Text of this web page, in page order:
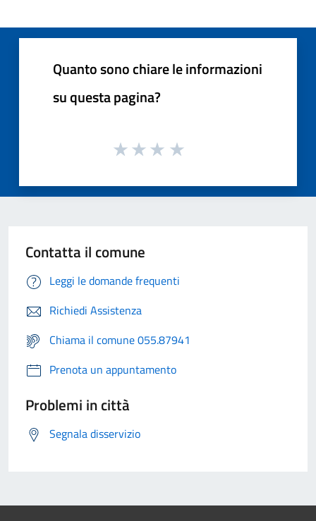
Quanto sono chiare le informazioni
su questa pagina?
Contatta il comune
Leggi le domande frequenti
Richiedi Assistenza
Chiama il comune 055.87941
Prenota un appuntamento
Problemi in città
Segnala disservizio